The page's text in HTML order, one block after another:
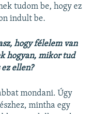
tudom be, hogy ez
indult be.
hogy félelem van
hogyan, mikor tud
ellen?
mondani. Úgy
mintha egy